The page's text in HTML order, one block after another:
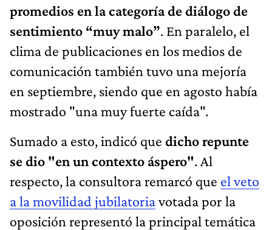
promedios en la categoría de diálogo de
sentimiento “muy malo”. En paralelo, el
clima de publicaciones en los medios de
comunicación también tuvo una mejoría
en septiembre, siendo que en agosto había
mostrado "una muy fuerte caída".
Sumado a esto, indicó que dicho repunte
se dio "en un contexto áspero". Al
respecto, la consultora remarcó que el veto
a la movilidad jubilatoriavotada por la
oposición representó la principal temática